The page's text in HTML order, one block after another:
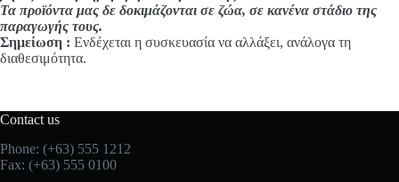
Τα προϊόντα μας δε δοκιμάζονται σε ζώα, σε κανένα στάδιο της
παραγωγής τους.
Σημείωση : Ενδέχεται η συσκευασία να αλλάξει, ανάλογα τη
διαθεσιμότητα.
Contact us
Phone: (+63) 555 1212
Fax: (+63) 555 0100